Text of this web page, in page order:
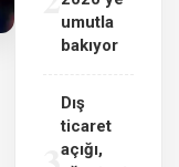
umutla
bakıyor
Dış
ticaret
açığı,